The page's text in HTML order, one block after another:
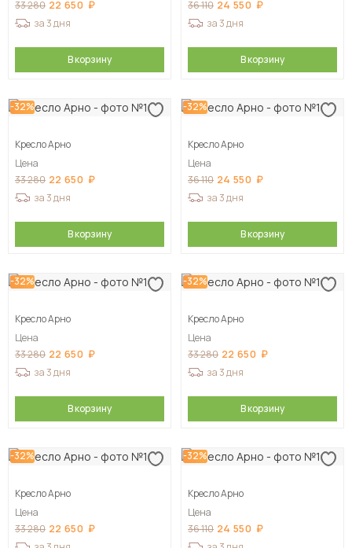
33 280 22 650
за 3 дня
В корзину
36 110 24 550
за 3 дня
В корзину
-32%
Кресло Арно
Цена
33 280 22 650
за 3 дня
В корзину
-32%
Кресло Арно
Цена
36 110 24 550
за 3 дня
В корзину
-32%
Кресло Арно
Цена
33 280 22 650
за 3 дня
В корзину
-32%
Кресло Арно
Цена
33 280 22 650
за 3 дня
В корзину
-32%
Кресло Арно
Цена
33 280 22 650
-32%
Кресло Арно
Цена
36 110 24 550